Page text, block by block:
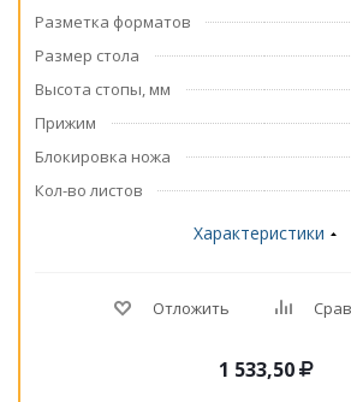
Разметка форматов
Размер стола
Высота стопы, мм
Прижим
Блокировка ножа
Кол-во листов
Характеристики
Отложить
1 533,50